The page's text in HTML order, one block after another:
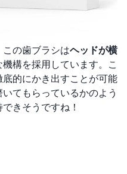
の歯ブラシはヘッドが横
構を採用しています。こ
的にかき出すことが可能
てもらっているかのよう
きそうですね！